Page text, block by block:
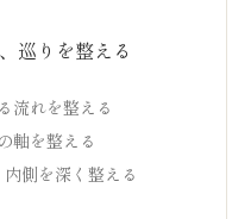
巡りを整える
流れを整える
軸を整える
側を深く整える